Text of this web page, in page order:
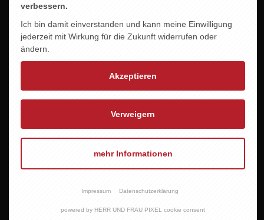
verbessern.
Ich bin damit einverstanden und kann meine Einwilligung
jederzeit mit Wirkung für die Zukunft widerrufen oder
ändern.
Akzeptieren
Verweigern
mehr Informationen
Impressum Datenschutzerklärung
powered by HERR UND FRAU PIXEL cookie consent